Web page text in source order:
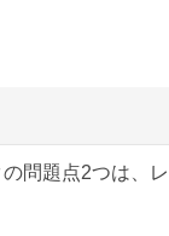
問題点2つは、